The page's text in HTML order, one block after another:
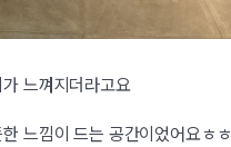
느껴지더라고요
느낌이 드는 공간이었어요ㅎㅎ